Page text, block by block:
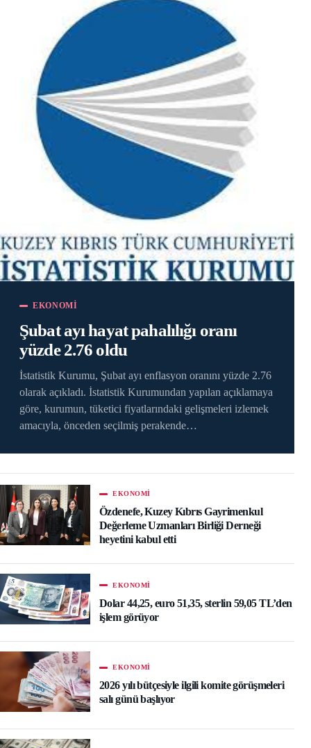
EKONOMI
Şubat ayı hayat pahalılığı oranı
yüzde 2.76 oldu
İstatistik Kurumu, Şubat ayı enflasyon oranını yüzde 2.76
olarak açıkladı. İstatistik Kurumundan yapılan açıklamaya
göre, kurumun, tüketici fiyatlarındaki gelişmeleri izlemek
amacıyla, önceden seçilmiş perakende…
EKONOMI
Özdenefe, Kuzey Kıbrıs Gayrimenkul
Değerleme Uzmanları Birliği Derneği
heyetini kabul etti
EKONOMI
Dolar 44,25, euro 51,35, sterlin 59,05 TL’den
işlem görüyor
EKONOMI
2026 yılı bütçesiyle ilgili komite görüşmeleri
salı günü başlıyor